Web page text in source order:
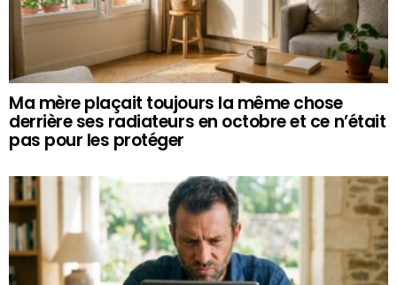
Ma mère plaçait toujours la même chose
derrière ses radiateurs en octobre et ce n’était
pas pour les protéger